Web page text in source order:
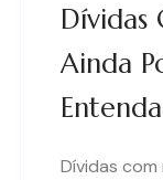
Dívidas
Ainda
Dívidas